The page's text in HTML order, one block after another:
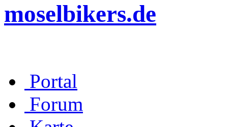
moselbikers.de
Portal
Forum